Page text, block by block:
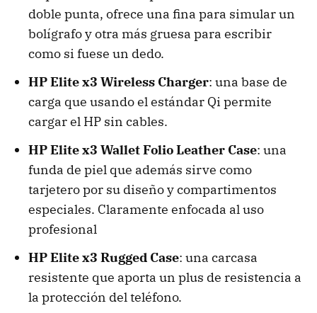
doble punta, ofrece una fina para simular un
bolígrafo y otra más gruesa para escribir
como si fuese un dedo.
HP Elite x3 Wireless Charger: una base de
carga que usando el estándar Qi permite
cargar el HP sin cables.
HP Elite x3 Wallet Folio Leather Case: una
funda de piel que además sirve como
tarjetero por su diseño y compartimentos
especiales. Claramente enfocada al uso
profesional
HP Elite x3 Rugged Case: una carcasa
resistente que aporta un plus de resistencia a
la protección del teléfono.